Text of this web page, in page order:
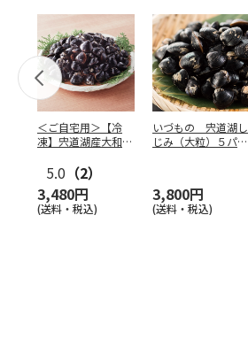
＜ご自宅用＞【冷
凍】宍道湖産大和し
5.0 （2）
3,480円
(送料・税込)
いづもの 宍道湖し
じみ（大粒）５パッ
3,800円
(送料・税込)